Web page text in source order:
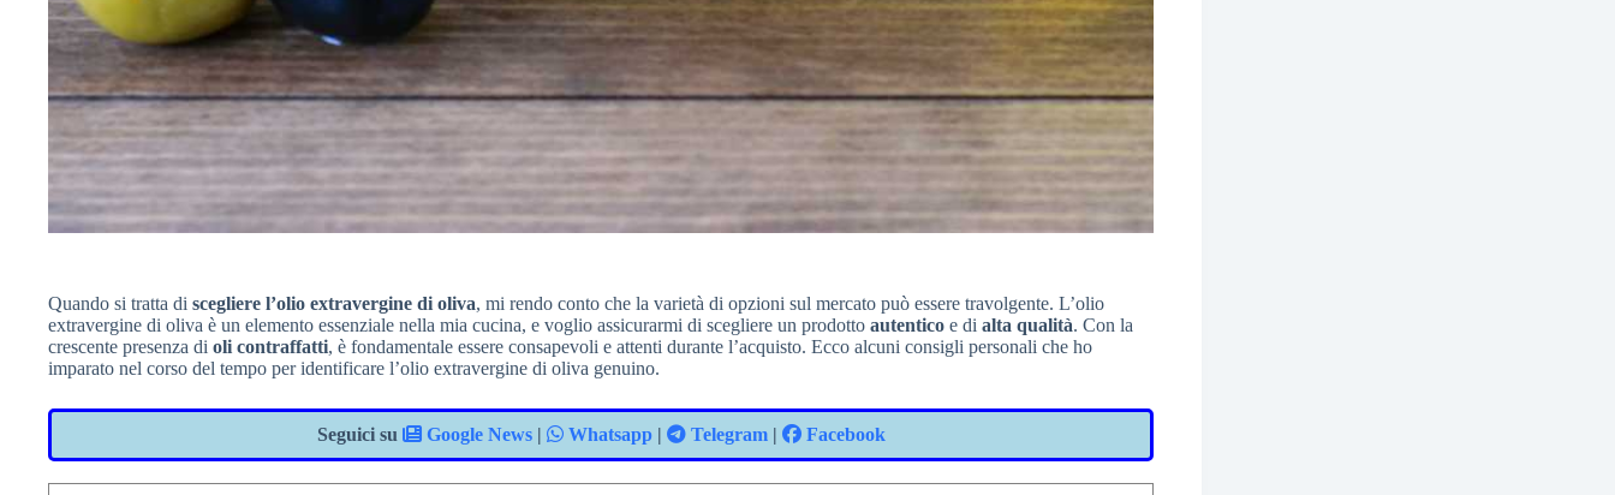
Quando si tratta di scegliere l’olio extravergine di oliva, mi rendo conto che la varietà di opzioni sul mercato può essere travolgente. L’olio
extravergine di oliva è un elemento essenziale nella mia cucina, e voglio assicurarmi di scegliere un prodotto autentico e di alta qualità. Con la
crescente presenza di oli contraffatti, è fondamentale essere consapevoli e attenti durante l’acquisto. Ecco alcuni consigli personali che ho
imparato nel corso del tempo per identificare l’olio extravergine di oliva genuino.
Seguici su Google News| Whatsapp| Telegram| Facebook